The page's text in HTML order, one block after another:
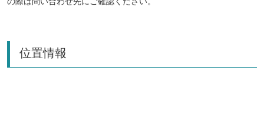
位置情報